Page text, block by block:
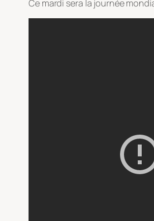
Ce mardi sera la journée